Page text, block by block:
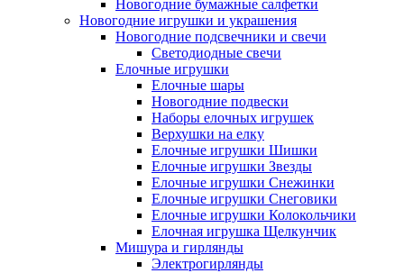
Новогодние бумажные салфетки
Новогодние игрушки и украшения
Новогодние подсвечники и свечи
Светодиодные свечи
Елочные игрушки
Елочные шары
Новогодние подвески
Наборы елочных игрушек
Верхушки на елку
Елочные игрушки Шишки
Елочные игрушки Звезды
Елочные игрушки Снежинки
Елочные игрушки Снеговики
Елочные игрушки Колокольчики
Елочная игрушка Щелкунчик
Мишура и гирлянды
Электрогирлянды